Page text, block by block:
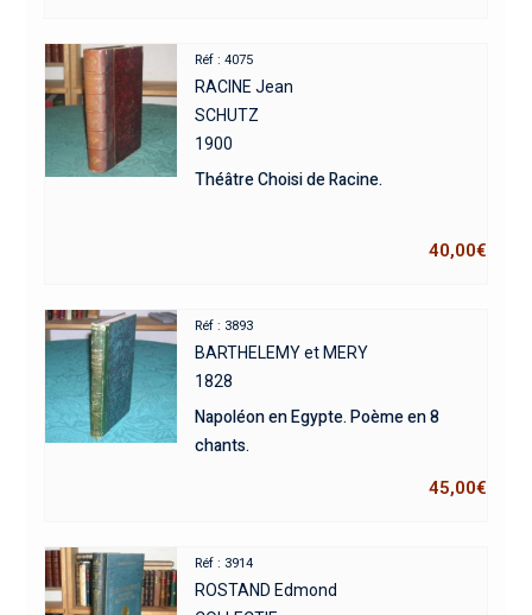
Réf : 4075
RACINE Jean
SCHUTZ
1900
Théâtre Choisi de Racine.
40,00€
Réf : 3893
BARTHELEMY et MERY
1828
Napoléon en Egypte. Poème en 8
chants.
45,00€
Réf : 3914
ROSTAND Edmond